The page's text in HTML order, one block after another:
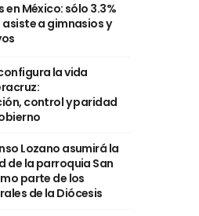
México: sólo 3.3%
a gimnasios y
la vida
control y paridad
Lozano asumirá la
de la parroquia San
parte de los
de la Diócesis